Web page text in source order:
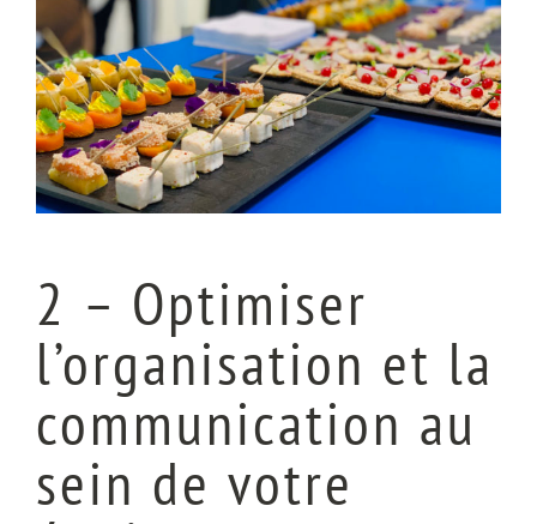
2 – Optimiser
l’organisation et la
communication au
sein de votre